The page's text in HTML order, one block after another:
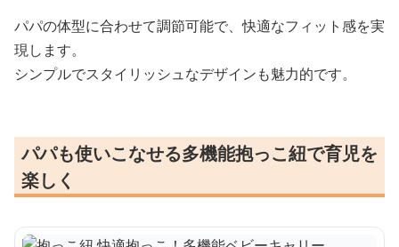
パパの体型に合わせて調節可能で、快適なフィット感を実
現します。
シンプルでスタイリッシュなデザインも魅力的です。
パパも使いこなせる多機能抱っこ紐で育児を
楽しく